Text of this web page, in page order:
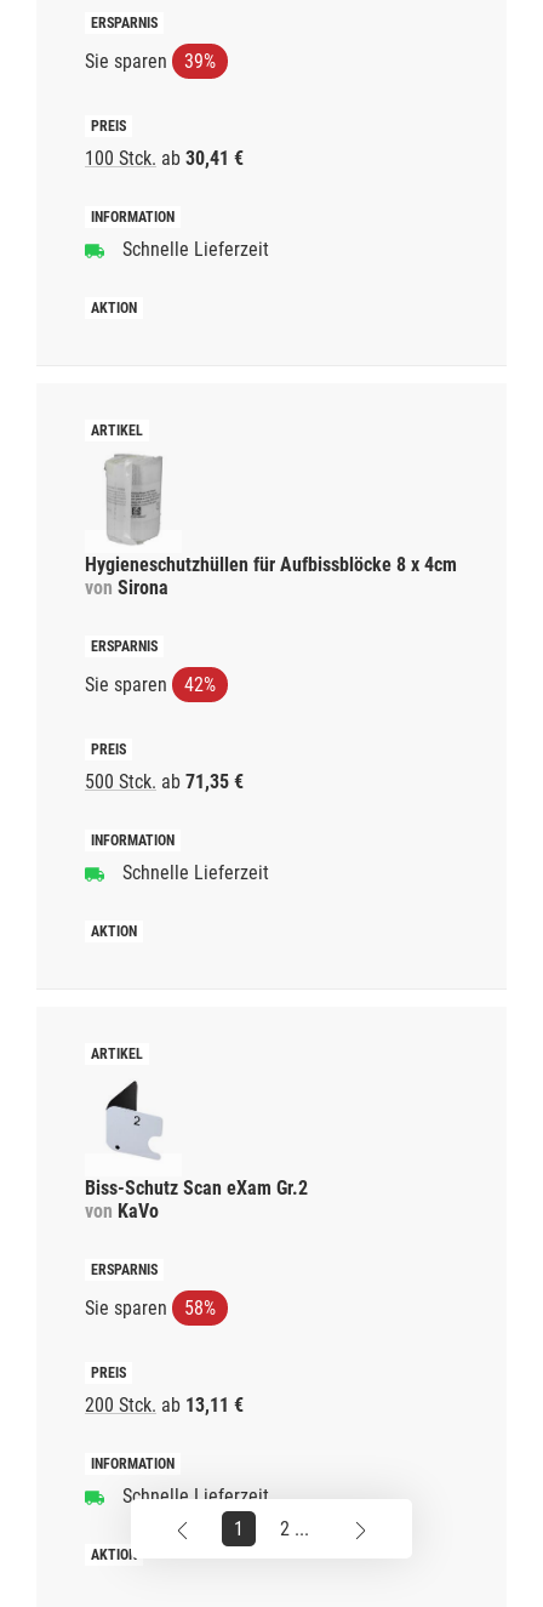
Sie sparen 39%
100 Stck. ab 30,41 €
Schnelle Lieferzeit
Hygieneschutzhüllen für Aufbissblöcke 8 x 4cm
von Sirona
Sie sparen 42%
500 Stck. ab 71,35 €
Schnelle Lieferzeit
Biss-Schutz Scan eXam Gr.2
von KaVo
Sie sparen 58%
200 Stck. ab 13,11 €
Schnelle Lieferzeit
1
2 ...